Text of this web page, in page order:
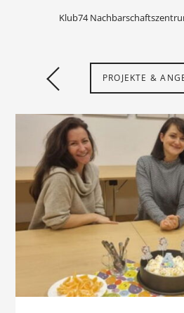
Klub74
PROJEKTE &